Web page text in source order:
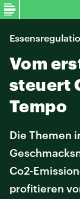
Vom
steuert
Tempo
Die Themen
Co2-
profitieren